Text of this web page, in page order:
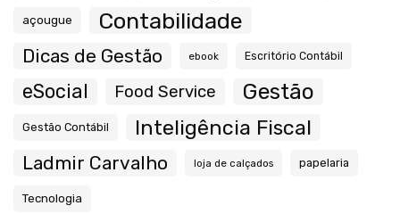
açougue Contabilidade
Dicas de Gestão ebook Escritório Contábil
eSocial Food Service Gestão
Gestão Contábil Inteligência Fiscal
Ladmir Carvalho loja de calçados papelaria
Tecnologia